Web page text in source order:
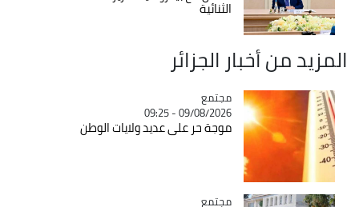
الثنائية
المزيد من أخبار الجزائر
Catégorie
مجتمع
09/08/2026 - 09:25
موجة حر على عديد ولايات الوطن
Catégorie
مجتمع